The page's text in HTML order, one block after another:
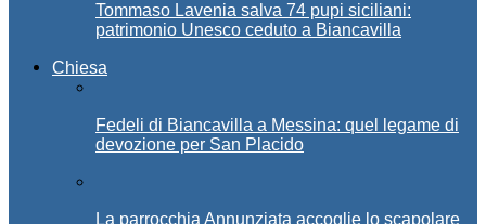
Tommaso Lavenia salva 74 pupi siciliani:
patrimonio Unesco ceduto a Biancavilla
Chiesa
Fedeli di Biancavilla a Messina: quel legame di
devozione per San Placido
La parrocchia Annunziata accoglie lo scapolare